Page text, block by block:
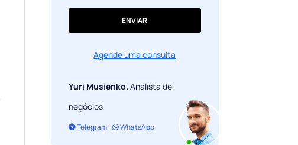
ENVIAR
Agende uma consulta
Yuri Musienko. Analista de
negócios
Telegram WhatsApp